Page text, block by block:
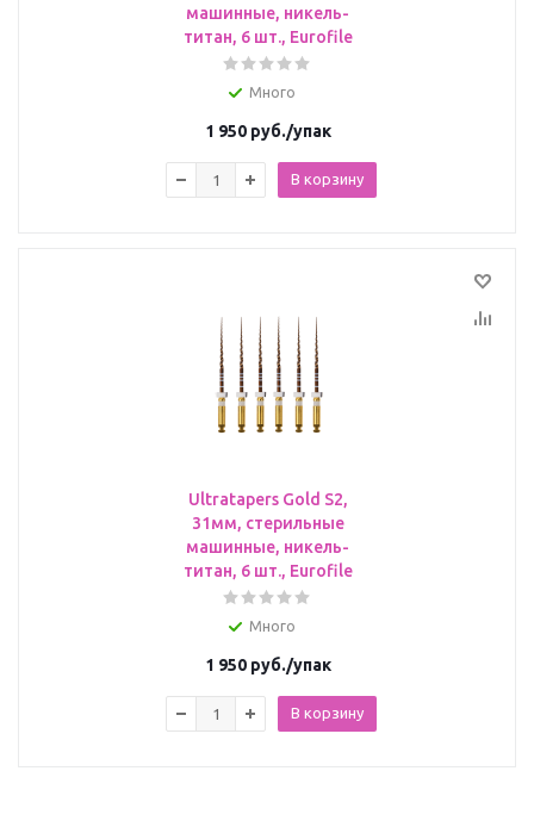
машинные, никель-
титан, 6 шт., Eurofile
Много
1 950руб./упак
В корзину
Ultratapers Gold S2,
31мм, стерильные
машинные, никель-
титан, 6 шт., Eurofile
Много
1 950руб./упак
В корзину